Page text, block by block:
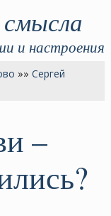
смысла
и настроения
»»Сергей
–